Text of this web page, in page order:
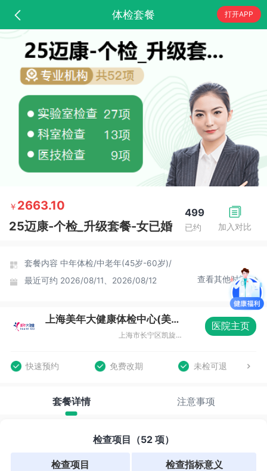
体检套餐 打开APP
加入对比
499
已约
￥ 2663.10
25迈康-个检_升级套餐-女已婚
套餐内容 中年体检/中老年(45岁-60岁)/
最近可约 2026/08/11、2026/08/12 查看其他时间
上海美年大健康体检中心(美楷分院)
上海市长宁区凯旋路369号B1层08室
医院主页
快速预约 免费改期 未检可退
套餐详情 注意事项
检查项目（52 项）
检查项目 检查指标意义